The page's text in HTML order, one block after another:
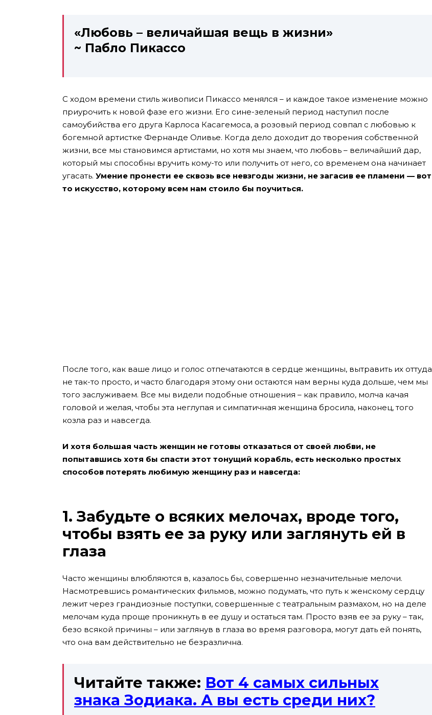
«Любовь – величайшая вещь в жизни»
~ Пабло Пикассо
С ходом времени стиль живописи Пикассо менялся – и каждое такое изменение можно
приурочить к новой фазе его жизни. Его сине-зеленый период наступил после
самоубийства его друга Карлоса Касагемоса, а розовый период совпал с любовью к
богемной артистке Фернанде Оливье. Когда дело доходит до творения собственной
жизни, все мы становимся артистами, но хотя мы знаем, что любовь – величайший дар,
который мы способны вручить кому-то или получить от него, со временем она начинает
угасать. Умение пронести ее сквозь все невзгоды жизни, не загасив ее пламени — вот
то искусство, которому всем нам стоило бы поучиться.
После того, как ваше лицо и голос отпечатаются в сердце женщины, вытравить их оттуда
не так-то просто, и часто благодаря этому они остаются нам верны куда дольше, чем мы
того заслуживаем. Все мы видели подобные отношения – как правило, молча качая
головой и желая, чтобы эта неглупая и симпатичная женщина бросила, наконец, того
козла раз и навсегда.
И хотя большая часть женщин не готовы отказаться от своей любви, не
попытавшись хотя бы спасти этот тонущий корабль, есть несколько простых
способов потерять любимую женщину раз и навсегда:
1. Забудьте о всяких мелочах, вроде того,
чтобы взять ее за руку или заглянуть ей в
глаза
Часто женщины влюбляются в, казалось бы, совершенно незначительные мелочи.
Насмотревшись романтических фильмов, можно подумать, что путь к женскому сердцу
лежит через грандиозные поступки, совершенные с театральным размахом, но на деле
мелочам куда проще проникнуть в ее душу и остаться там. Просто взяв ее за руку – так,
безо всякой причины – или заглянув в глаза во время разговора, могут дать ей понять,
что она вам действительно не безразлична.
Читайте также: Вот 4 самых сильных
знака Зодиака. А вы есть среди них?